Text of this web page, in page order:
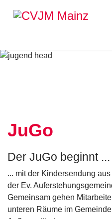
JuGo
Der JuGo beginnt ...
... mit der Kindersendung
der Ev.
Gemeinsam gehen
unteren Räume im